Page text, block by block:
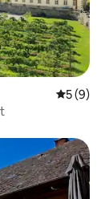
5 ud af 5
5 (9)